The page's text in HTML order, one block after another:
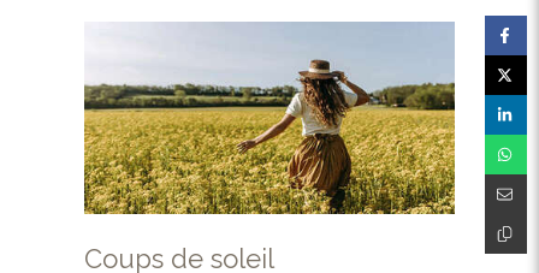
Coups de soleil